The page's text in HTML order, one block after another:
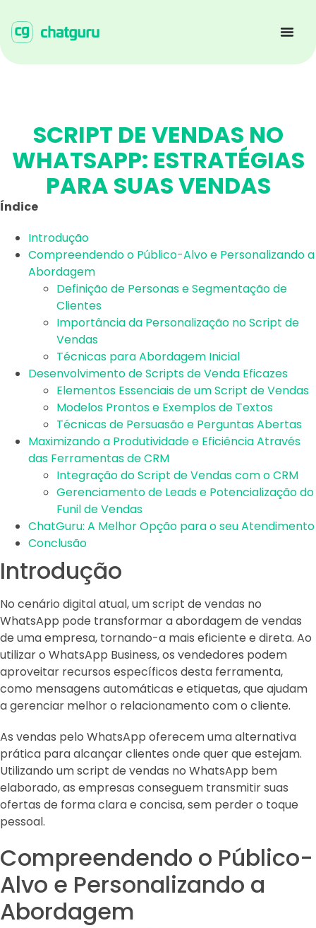
SCRIPT DE VENDAS NO
WHATSAPP: ESTRATÉGIAS
PARA SUAS VENDAS
Índice
Introdução
Compreendendo o Público-Alvo e Personalizando a
Abordagem
Definição de Personas e Segmentação de
Clientes
Importância da Personalização no Script de
Vendas
Técnicas para Abordagem Inicial
Desenvolvimento de Scripts de Venda Eficazes
Elementos Essenciais de um Script de Vendas
Modelos Prontos e Exemplos de Textos
Técnicas de Persuasão e Perguntas Abertas
Maximizando a Produtividade e Eficiência Através
das Ferramentas de CRM
Integração do Script de Vendas com o CRM
Gerenciamento de Leads e Potencialização do
Funil de Vendas
ChatGuru: A Melhor Opção para o seu Atendimento
Conclusão
Introdução
No cenário digital atual, um script de vendas no
WhatsApp pode transformar a abordagem de vendas
de uma empresa, tornando-a mais eficiente e direta. Ao
utilizar o WhatsApp Business, os vendedores podem
aproveitar recursos específicos desta ferramenta,
como mensagens automáticas e etiquetas, que ajudam
a gerenciar melhor o relacionamento com o cliente.
As vendas pelo WhatsApp oferecem uma alternativa
prática para alcançar clientes onde quer que estejam.
Utilizando um script de vendas no WhatsApp bem
elaborado, as empresas conseguem transmitir suas
ofertas de forma clara e concisa, sem perder o toque
pessoal.
Compreendendo o Público-
Alvo e Personalizando a
Abordagem